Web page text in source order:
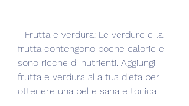
- Frutta e verdura: Le verdure e la
frutta contengono poche calorie e
sono ricche di nutrienti. Aggiungi
frutta e verdura alla tua dieta per
ottenere una pelle sana e tonica.